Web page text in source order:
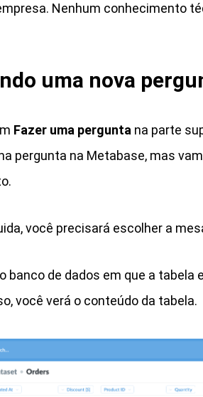
Nenhum conhecimento
uma nova
Fazer uma pergunta na parte
pergunta na Metabase, mas
você precisará escolher a
banco de dados em que a
você verá o conteúdo da tabela.